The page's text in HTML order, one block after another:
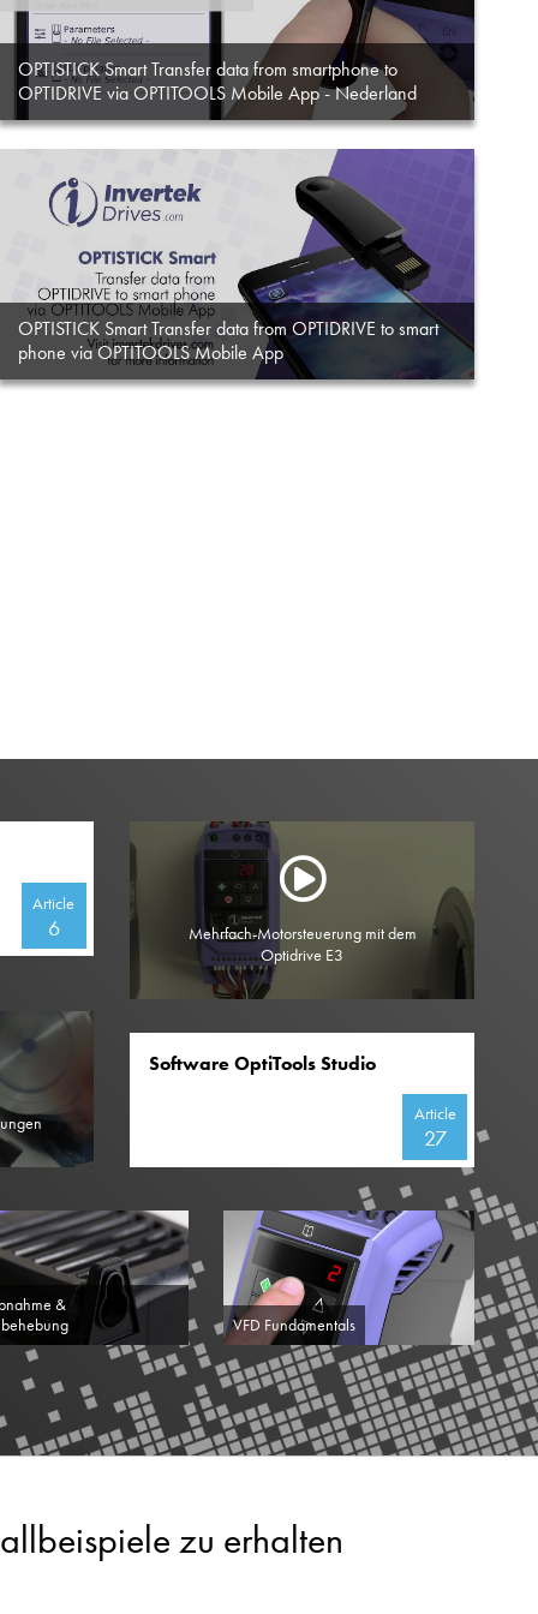
OPTISTICK Smart Transfer data from smartphone to
OPTIDRIVE via OPTITOOLS Mobile App - Nederland
OPTISTICK Smart Transfer data from OPTIDRIVE to smart
phone via OPTITOOLS Mobile App
Article
6
Mehrfach-Motorsteuerung mit dem
Optidrive E3
Software OptiTools Studio
Article
27
&
VFD Fundamentals
zu erhalten